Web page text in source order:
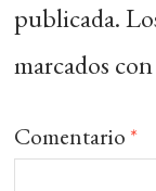
publicada.
marcados
Comentario *